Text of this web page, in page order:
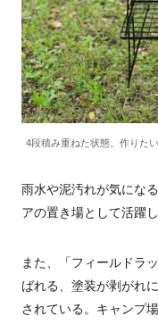
4段積み重ねた状態。作りた
雨水や泥汚れが気にな
アの置き場として活躍し
また、「フィールドラ
ばれる、塗装が剥がれ
されている。キャンプ